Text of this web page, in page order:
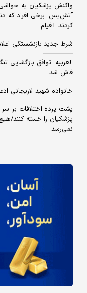
واکنش پزشکیان به حواشی
آتش‌بس؛ برخی افراد که
کردند +فیلم
شرط جدید بازنشستگی
فاش شد
خانواده شهید لاریجانی
پشت پرده اختلافات بر سر
پزشکیان را خسته کنند/
نمی‌رسد